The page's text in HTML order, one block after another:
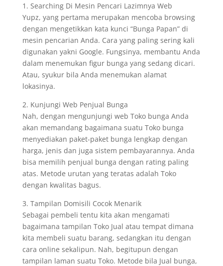
1. Searching Di Mesin Pencari Lazimnya Web
Yupz, yang pertama merupakan mencoba browsing
dengan mengetikkan kata kunci “Bunga Papan” di
mesin pencarian Anda. Cara yang paling sering kali
digunakan yakni Google. Fungsinya, membantu Anda
dalam menemukan figur bunga yang sedang dicari.
Atau, syukur bila Anda menemukan alamat
lokasinya.
2. Kunjungi Web Penjual Bunga
Nah, dengan mengunjungi web Toko bunga Anda
akan memandang bagaimana suatu Toko bunga
menyediakan paket-paket bunga lengkap dengan
harga, jenis dan juga sistem pembayarannya. Anda
bisa memilih penjual bunga dengan rating paling
atas. Metode urutan yang teratas adalah Toko
dengan kwalitas bagus.
3. Tampilan Domisili Cocok Menarik
Sebagai pembeli tentu kita akan mengamati
bagaimana tampilan Toko Jual atau tempat dimana
kita membeli suatu barang, sedangkan itu dengan
cara online sekalipun. Nah, begitupun dengan
tampilan laman suatu Toko. Metode bila Jual bunga,